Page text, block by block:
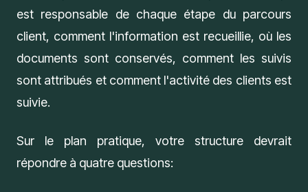
est responsable de chaque étape du parcours
client, comment l'information est recueillie, où les
documents sont conservés, comment les suivis
sont attribués et comment l'activité des clients est
suivie.
Sur le plan pratique, votre structure devrait
répondre à quatre questions: